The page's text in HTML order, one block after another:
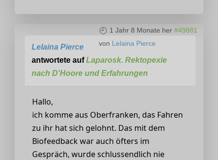
1 Jahr 8 Monate her #49881
von Lelaina Pierce
Lelaina Pierce
antwortete aufLaparosk. Rektopexie
nach D'Hoore und Erfahrungen
Hallo,
ich komme aus Oberfranken, das Fahren
zu ihr hat sich gelohnt. Das mit dem
Biofeedback war auch öfters im
Gespräch, wurde schlussendlich nie